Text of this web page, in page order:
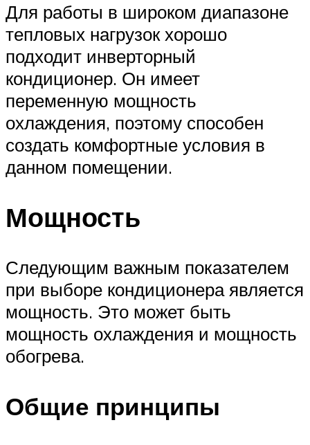
Для работы в широком диапазоне
тепловых нагрузок хорошо
подходит инверторный
кондиционер. Он имеет
переменную мощность
охлаждения, поэтому способен
создать комфортные условия в
данном помещении.
Мощность
Следующим важным показателем
при выборе кондиционера является
мощность. Это может быть
мощность охлаждения и мощность
обогрева.
Общие принципы